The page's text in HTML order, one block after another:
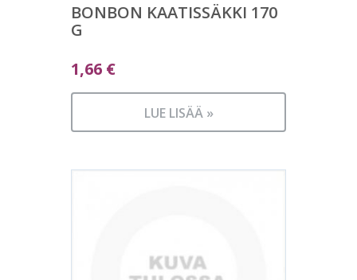
BONBON KAATISSÄKKI 170
G
1,66 €
LUE LISÄÄ »